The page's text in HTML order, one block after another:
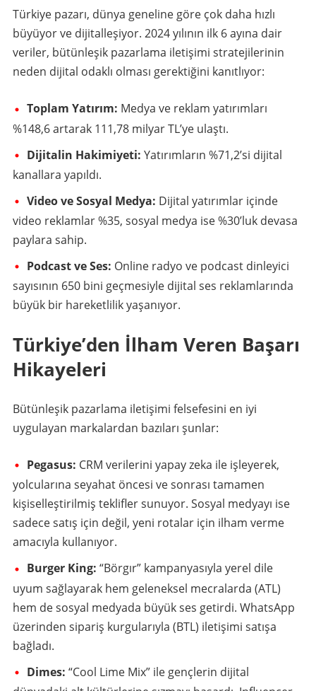
Türkiye pazarı, dünya geneline göre çok daha hızlı
büyüyor ve dijitalleşiyor. 2024 yılının ilk 6 ayına dair
veriler, bütünleşik pazarlama iletişimi stratejilerinin
neden dijital odaklı olması gerektiğini kanıtlıyor:
Toplam Yatırım: Medya ve reklam yatırımları
%148,6 artarak 111,78 milyar TL’ye ulaştı.
Dijitalin Hakimiyeti: Yatırımların %71,2’si dijital
kanallara yapıldı.
Video ve Sosyal Medya: Dijital yatırımlar içinde
video reklamlar %35, sosyal medya ise %30’luk devasa
paylara sahip.
Podcast ve Ses: Online radyo ve podcast dinleyici
sayısının 650 bini geçmesiyle dijital ses reklamlarında
büyük bir hareketlilik yaşanıyor.
Türkiye’den İlham Veren Başarı
Hikayeleri
Bütünleşik pazarlama iletişimi felsefesini en iyi
uygulayan markalardan bazıları şunlar:
Pegasus: CRM verilerini yapay zeka ile işleyerek,
yolcularına seyahat öncesi ve sonrası tamamen
kişiselleştirilmiş teklifler sunuyor. Sosyal medyayı ise
sadece satış için değil, yeni rotalar için ilham verme
amacıyla kullanıyor.
Burger King: “Börgır” kampanyasıyla yerel dile
uyum sağlayarak hem geleneksel mecralarda (ATL)
hem de sosyal medyada büyük ses getirdi. WhatsApp
üzerinden sipariş kurgularıyla (BTL) iletişimi satışa
bağladı.
Dimes: “Cool Lime Mix” ile gençlerin dijital